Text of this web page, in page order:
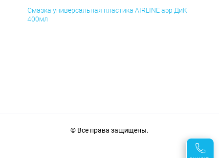
Смазка универсальная пластика AIRLINE аэр ДиК
400мл
© Все права защищены.